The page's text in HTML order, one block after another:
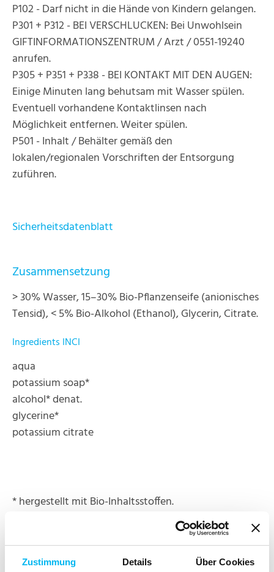
Zustimmung Details Über Cookies
P102 - Darf nicht in die Hände von Kindern gelangen.
P301 + P312 - BEI VERSCHLUCKEN: Bei Unwohlsein
GIFTINFORMATIONSZENTRUM / Arzt / 0551-19240
anrufen.
P305 + P351 + P338 - BEI KONTAKT MIT DEN AUGEN:
Einige Minuten lang behutsam mit Wasser spülen.
Eventuell vorhandene Kontaktlinsen nach
Möglichkeit entfernen. Weiter spülen.
P501 - Inhalt / Behälter gemäß den
lokalen/regionalen Vorschriften der Entsorgung
zuführen.
Sicherheitsdatenblatt
Zusammensetzung
> 30% Wasser, 15–30% Bio-Pflanzenseife (anionisches
Tensid), < 5% Bio-Alkohol (Ethanol), Glycerin, Citrate.
Ingredients INCI
aqua
potassium soap*
alcohol* denat.
glycerine*
potassium citrate
* hergestellt mit Bio-Inhaltsstoffen.
Weiterführende Informationen zur INCI findest Du
unter: www.haut.de/service/inci